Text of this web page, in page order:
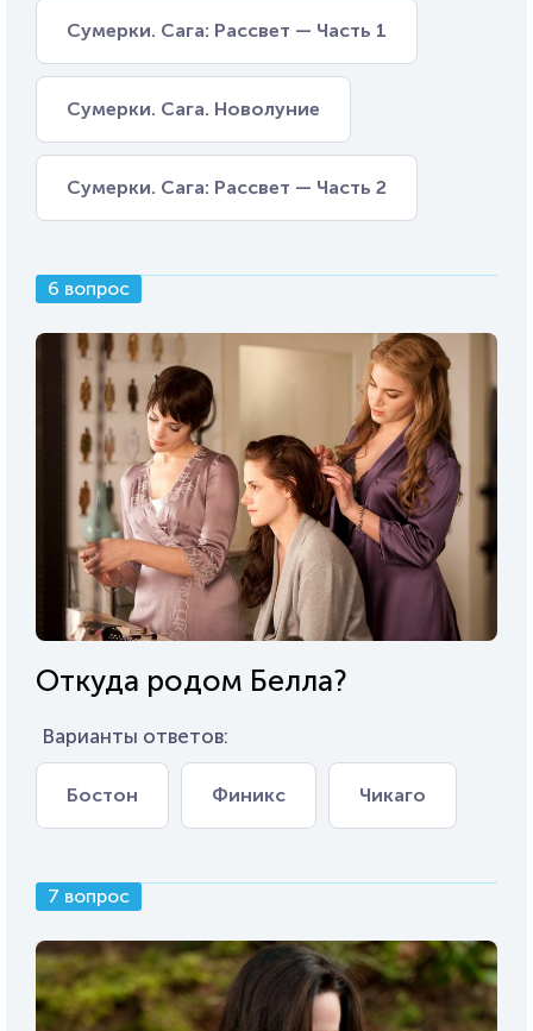
Сумерки. Сага: Рассвет — Часть 1
Сумерки. Сага. Новолуние
Сумерки. Сага: Рассвет — Часть 2
6 вопрос
Откуда родом Белла?
Варианты ответов:
Бостон Финикс Чикаго
7 вопрос